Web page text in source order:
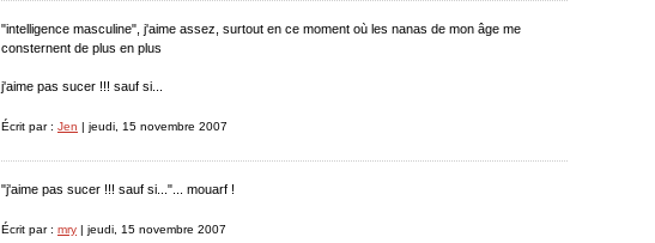
"intelligence masculine", j'aime assez, surtout en ce moment où les nanas de mon âge me
consternent de plus en plus
j'aime pas sucer !!! sauf si...
Écrit par : Jen | jeudi, 15 novembre 2007
"j'aime pas sucer !!! sauf si..."... mouarf !
Écrit par : mry | jeudi, 15 novembre 2007